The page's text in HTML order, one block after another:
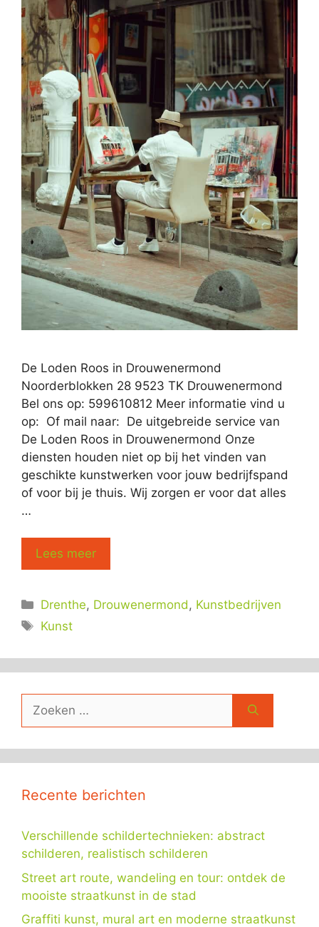
De Loden Roos in Drouwenermond
Noorderblokken 28 9523 TK Drouwenermond
Bel ons op: 599610812 Meer informatie vind u
op: Of mail naar: De uitgebreide service van
De Loden Roos in Drouwenermond Onze
diensten houden niet op bij het vinden van
geschikte kunstwerken voor jouw bedrijfspand
of voor bij je thuis. Wij zorgen er voor dat alles
…
Lees meer
Categorieën
Drenthe, Drouwenermond, Kunstbedrijven
Tags
Kunst
Zoek
Recente berichten
Verschillende schildertechnieken: abstract
schilderen, realistisch schilderen
Street art route, wandeling en tour: ontdek de
mooiste straatkunst in de stad
Graffiti kunst, mural art en moderne straatkunst